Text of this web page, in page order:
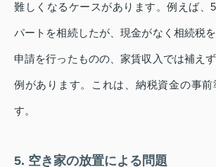
難しくなるケースがあります。例えば、
パートを相続したが、現金がなく相続税
申請を行ったものの、家賃収入では補え
例があります。これは、納税資金の事
す。
5. 空き家の放置による問題